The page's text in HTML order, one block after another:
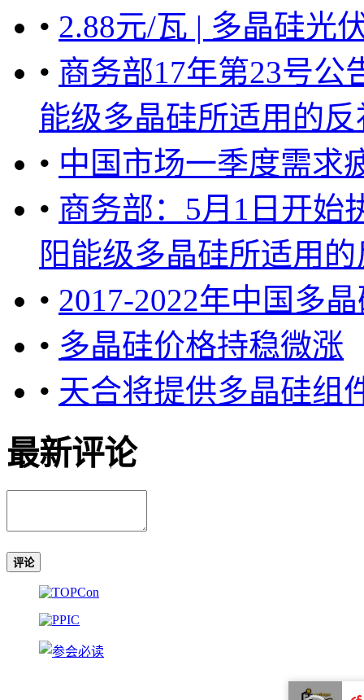
• 2.88元/瓦 | 多晶硅光
• 商务部17年第23号公
能级多晶硅所适用的
• 中国市场一季度需求
• 商务部：5月1日开始
阳能级多晶硅所适用
• 2017-2022年中国多
• 多晶硅价格持稳微涨
• 天合将提供多晶硅组
最新评论
评论